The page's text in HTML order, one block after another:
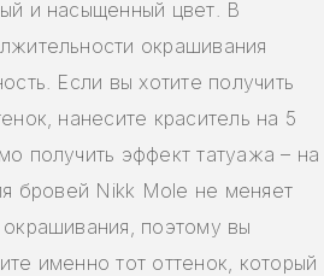
и насыщенный цвет. В
окрашивания
Если вы хотите получить
нанесите краситель на 5
получить эффект татуажа – на
бровей Nikk Mole не меняет
поэтому вы
именно тот оттенок, который